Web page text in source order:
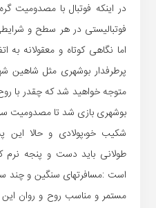
در اینکه فوتبال با
فوتبالیستی در هر سطح و
اما نگاهی کوتاه و معقولانه به
پرطرفدار بوشهری مثل شاهین
متوجه خواهید شد که چقدر با
بوشهری بازی شد تا مصدومیت
شکیب خو،پولادی و حالا
طولانی باید دست و پنجه
است :مسافرتهای سنگین و چند
مستمر و مناسب روح و روان